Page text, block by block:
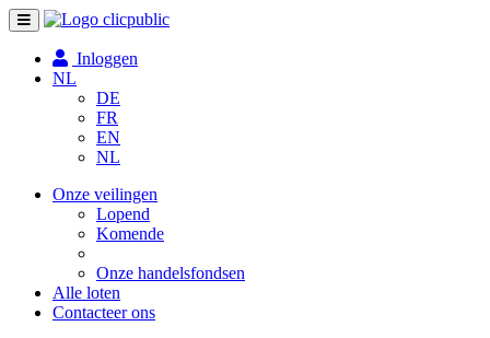
Toggle
navigation
Inloggen
NL
DE
FR
EN
NL
Onze veilingen
Lopend
Komende
Onze handelsfondsen
Alle loten
Contacteer ons